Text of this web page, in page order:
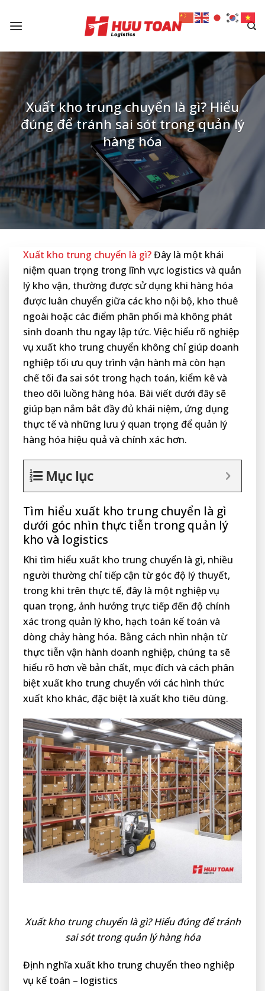
Xuất kho trung chuyển là gì? Hiểu
đúng để tránh sai sót trong quản lý
hàng hóa
Xuất kho trung chuyển là gì?Đây là một khái
niệm quan trọng trong lĩnh vực logistics và quản
lý kho vận, thường được sử dụng khi hàng hóa
được luân chuyển giữa các kho nội bộ, kho thuê
ngoài hoặc các điểm phân phối mà không phát
sinh doanh thu ngay lập tức. Việc hiểu rõ nghiệp
vụ xuất kho trung chuyển không chỉ giúp doanh
nghiệp tối ưu quy trình vận hành mà còn hạn
chế tối đa sai sót trong hạch toán, kiểm kê và
theo dõi luồng hàng hóa. Bài viết dưới đây sẽ
giúp bạn nắm bắt đầy đủ khái niệm, ứng dụng
thực tế và những lưu ý quan trọng để quản lý
hàng hóa hiệu quả và chính xác hơn.
Mục lục
Tìm hiểu xuất kho trung chuyển là gì
dưới góc nhìn thực tiễn trong quản lý
kho và logistics
Khi tìm hiểu xuất kho trung chuyển là gì, nhiều
người thường chỉ tiếp cận từ góc độ lý thuyết,
trong khi trên thực tế, đây là một nghiệp vụ
quan trọng, ảnh hưởng trực tiếp đến độ chính
xác trong quản lý kho, hạch toán kế toán và
dòng chảy hàng hóa. Bằng cách nhìn nhận từ
thực tiễn vận hành doanh nghiệp, chúng ta sẽ
hiểu rõ hơn về bản chất, mục đích và cách phân
biệt xuất kho trung chuyển với các hình thức
xuất kho khác, đặc biệt là xuất kho tiêu dùng.
Xuất kho trung chuyển là gì? Hiểu đúng để tránh
sai sót trong quản lý hàng hóa
Định nghĩa xuất kho trung chuyển theo nghiệp
vụ kế toán – logistics